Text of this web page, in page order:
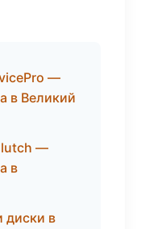
—
в Великий
—
в
в